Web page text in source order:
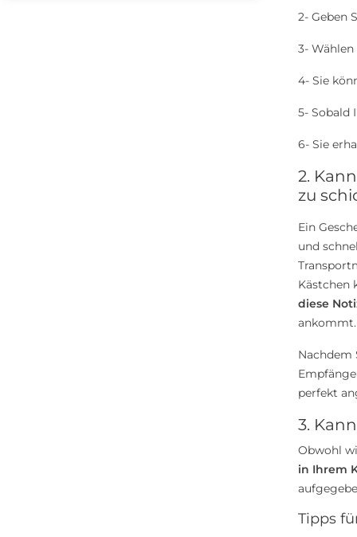
2- Geben
3- Wählen
4- Sie
5- Sobald
6- Sie
2.
zu
Ein
und
Kästchen
diese
ankommt.
Nachdem
perfekt
3.
Obwohl
in Ihrem
Tipps